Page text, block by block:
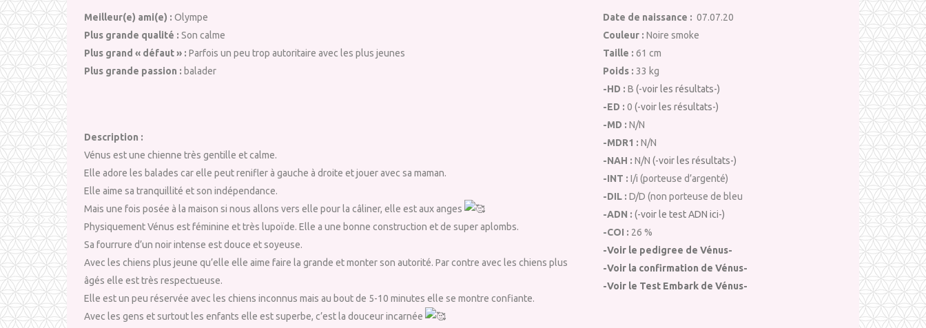
Meilleur(e) ami(e) : Olympe
Plus grande qualité : Son calme
Plus grand « défaut » : Parfois un peu trop autoritaire avec les plus jeunes
Plus grande passion : balader
Description :
Vénus est une chienne très gentille et calme.
Elle adore les balades car elle peut renifler à gauche à droite et jouer avec sa maman.
Elle aime sa tranquillité et son indépendance.
Mais une fois posée à la maison si nous allons vers elle pour la câliner, elle est aux anges
Physiquement Vénus est féminine et très lupoïde. Elle a une bonne construction et de super aplombs.
Sa fourrure d’un noir intense est douce et soyeuse.
Avec les chiens plus jeune qu’elle elle aime faire la grande et monter son autorité. Par contre avec les chiens plus
âgés elle est très respectueuse.
Elle est un peu réservée avec les chiens inconnus mais au bout de 5-10 minutes elle se montre confiante.
Avec les gens et surtout les enfants elle est superbe, c’est la douceur incarnée
Date de naissance :07.07.20
Couleur :Noire smoke
Taille :61 cm
Poids :33 kg
-HD :B(-voir les résultats-)
-ED :0(-voir les résultats-)
-MD :N/N
-MDR1 :N/N
-NAH :N/N(-voir les résultats-)
-INT :I/i (porteuse d’argenté)
-DIL :D/D (non porteuse de bleu
-ADN :(-voir le test ADN ici-)
-COI : 26 %
-Voir le pedigree de Vénus-
-Voir la confirmation de Vénus-
-Voir le Test Embark de Vénus-